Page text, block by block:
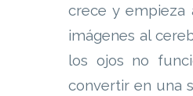
crece y empieza
imágenes al
los ojos no
convertir en una